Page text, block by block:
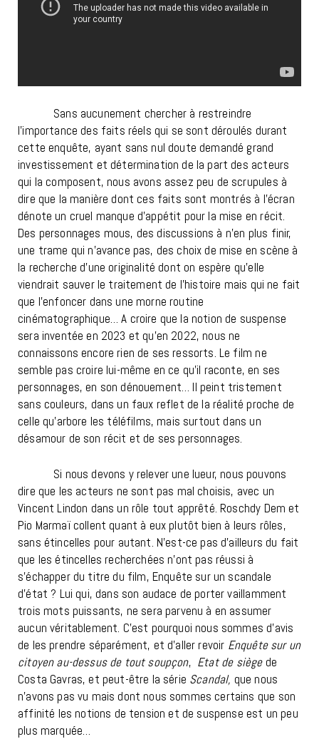
Sans aucunement chercher à restreindre
l’importance des faits réels qui se sont déroulés durant
cette enquête, ayant sans nul doute demandé grand
investissement et détermination de la part des acteurs
qui la composent, nous avons assez peu de scrupules à
dire que la manière dont ces faits sont montrés à l’écran
dénote un cruel manque d’appétit pour la mise en récit.
Des personnages mous, des discussions à n’en plus finir,
une trame qui n’avance pas, des choix de mise en scène à
la recherche d’une originalité dont on espère qu’elle
viendrait sauver le traitement de l’histoire mais qui ne fait
que l’enfoncer dans une morne routine
cinématographique… A croire que la notion de suspense
sera inventée en 2023 et qu’en 2022, nous ne
connaissons encore rien de ses ressorts. Le film ne
semble pas croire lui-même en ce qu’il raconte, en ses
personnages, en son dénouement… Il peint tristement
sans couleurs, dans un faux reflet de la réalité proche de
celle qu’arbore les téléfilms, mais surtout dans un
désamour de son récit et de ses personnages.
Si nous devons y relever une lueur, nous pouvons
dire que les acteurs ne sont pas mal choisis, avec un
Vincent Lindon dans un rôle tout apprêté. Roschdy Dem et
Pio Marmaï collent quant à eux plutôt bien à leurs rôles,
sans étincelles pour autant. N’est-ce pas d’ailleurs du fait
que les étincelles recherchées n’ont pas réussi à
s’échapper du titre du film, Enquête sur un scandale
d’état ? Lui qui, dans son audace de porter vaillamment
trois mots puissants, ne sera parvenu à en assumer
aucun véritablement. C’est pourquoi nous sommes d’avis
de les prendre séparément, et d’aller revoir Enquête sur un
citoyen au-dessus de tout soupçon, Etat de siègede
Costa Gavras, et peut-être la série Scandal, que nous
n’avons pas vu mais dont nous sommes certains que son
affinité les notions de tension et de suspense est un peu
plus marquée…